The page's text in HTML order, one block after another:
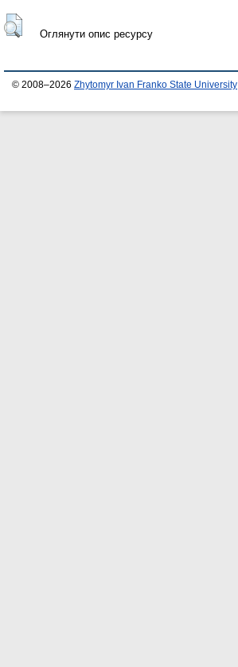
Оглянути опис ресурсу
© 2008–2026 Zhytomyr Ivan Franko State University